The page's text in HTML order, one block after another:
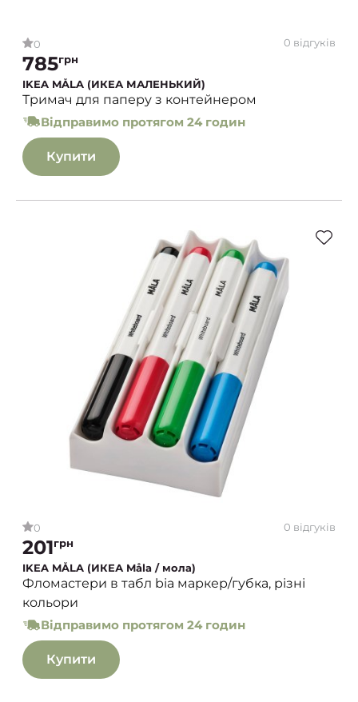
0 0 відгуків
785грн
IKEA MÅLA (ИКЕА МАЛЕНЬКИЙ)
Тримач для паперу з контейнером
Відправимо протягом 24 годин
Купити
0 0 відгуків
201грн
IKEA MÅLA (ИКЕА Måla / мола)
Фломастери в табл bia маркер/губка, різні
кольори
Відправимо протягом 24 годин
Купити